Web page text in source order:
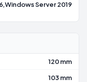
Server 2019
120 mm
103 mm